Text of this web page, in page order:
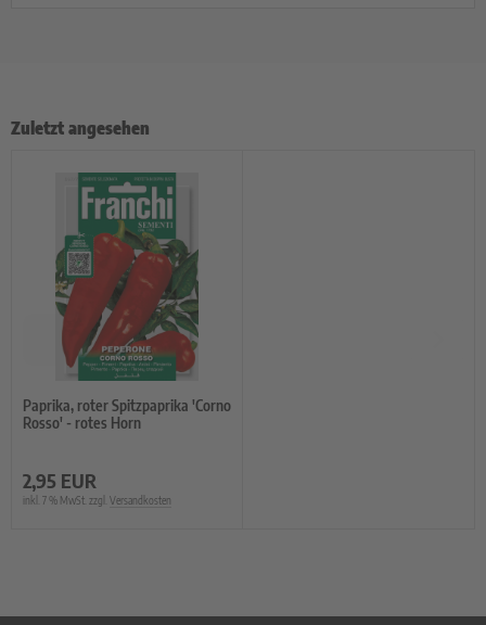
Zuletzt angesehen
Paprika, roter Spitzpaprika 'Corno
Rosso' - rotes Horn
2,95 EUR
inkl. 7 % MwSt. zzgl. Versandkosten